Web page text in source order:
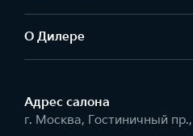
О Дилере
Адрес салонa
г. Москва, Гостиничный пр.,